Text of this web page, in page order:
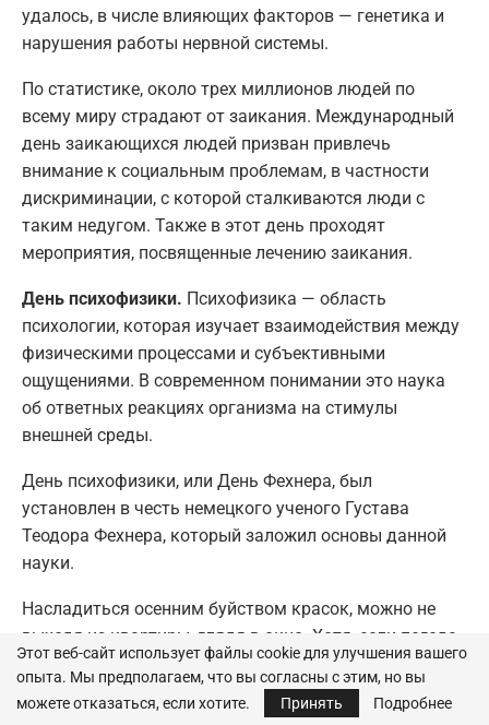
удалось, в числе влияющих факторов — генетика и
нарушения работы нервной системы.
По статистике, около трех миллионов людей по
всему миру страдают от заикания. Международный
день заикающихся людей призван привлечь
внимание к социальным проблемам, в частности
дискриминации, с которой сталкиваются люди с
таким недугом. Также в этот день проходят
мероприятия, посвященные лечению заикания.
День психофизики. Психофизика — область
психологии, которая изучает взаимодействия между
физическими процессами и субъективными
ощущениями. В современном понимании это наука
об ответных реакциях организма на стимулы
внешней среды.
День психофизики, или День Фехнера, был
установлен в честь немецкого ученого Густава
Теодора Фехнера, который заложил основы данной
науки.
Насладиться осенним буйством красок, можно не
выходя из квартиры, глядя в окно. Хотя, если погода
позволяет, лучше отправиться на прогулку в парк и
отпраздновать
День цвета на свежем воздухе.
Этот веб-сайт использует файлы cookie для улучшения вашего
опыта. Мы предполагаем, что вы согласны с этим, но вы
можете отказаться, если хотите.
Принять Подробнее